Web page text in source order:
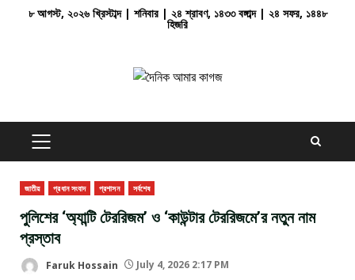
৮ আগস্ট, ২০২৬ খ্রিস্টাব্দ | শনিবার | ২৪ শ্রাবণ, ১৪৩৩ বঙ্গাব্দ | ২৪ সফর, ১৪৪৮
হিজরি
PRIMARY
MENU
জাতীয় প্রধান সংবাদ প্রশাসন সর্বশেষ
পুলিশের ‘অ্যান্টি টেররিজম’ ও ‘কাউন্টার টেররিজমে’র নতুন নাম
প্রস্তাব
Faruk Hossain July 4, 2026 2:17 PM